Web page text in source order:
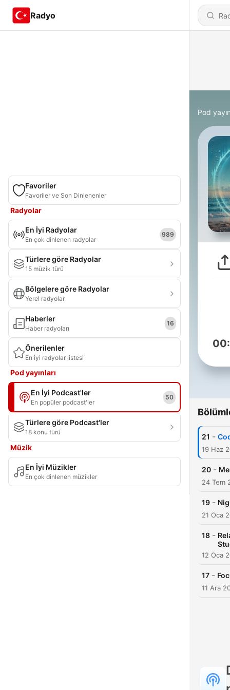
Radyo
Favoriler
Favoriler ve Son Dinlenenler
Radyolar
En İyi Radyolar
En çok dinlenen radyolar
989
Türlere göre Radyolar
15 müzik türü
Bölgelere göre Radyolar
Yerel radyolar
Haberler
Haber radyoları
16
Önerilenler
En iyi radyolar listesi
Pod yayınları
En İyi Podcast'ler
En popüler podcast'ler
50
Türlere göre Podcast'ler
18 konu türü
Müzik
En İyi Müzikler
En çok dinlenen müzikler
Pod
21 -
19 Haz
20 -
24 Tem
19 -
21 Oca
18 -
12 Oca
17 -
11 Ara